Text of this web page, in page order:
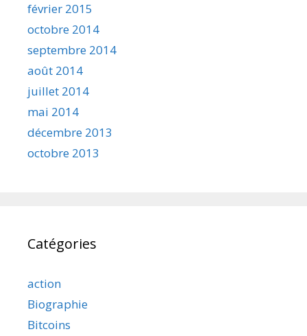
février 2015
octobre 2014
septembre 2014
août 2014
juillet 2014
mai 2014
décembre 2013
octobre 2013
Catégories
action
Biographie
Bitcoins